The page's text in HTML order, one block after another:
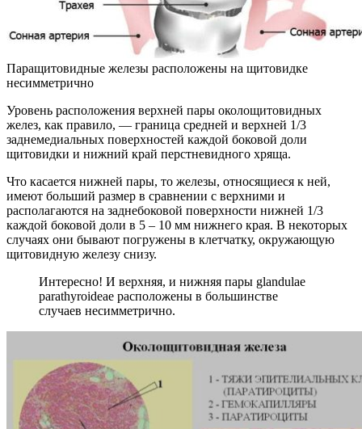
Паращитовидные железы расположены на щитовидке
несимметрично
Уровень расположения верхней пары околощитовидных
желез, как правило, — граница средней и верхней 1/3
заднемедиальных поверхностей каждой боковой доли
щитовидки и нижний край перстневидного хряща.
Что касается нижней пары, то железы, относящиеся к ней,
имеют больший размер в сравнении с верхними и
располагаются на заднебоковой поверхности нижней 1/3
каждой боковой доли в 5 – 10 мм нижнего края. В некоторых
случаях они бывают погружены в клетчатку, окружающую
щитовидную железу снизу.
Интересно! И верхняя, и нижняя пары glandulae
parathyroideae расположены в большинстве
случаев несимметрично.